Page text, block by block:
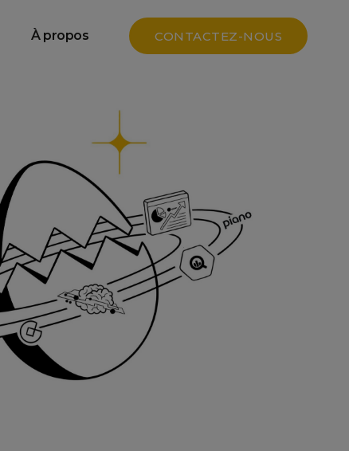
À propos CONTACTEZ-NOUS